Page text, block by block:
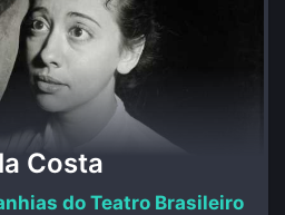
Costa
do Teatro Brasileiro